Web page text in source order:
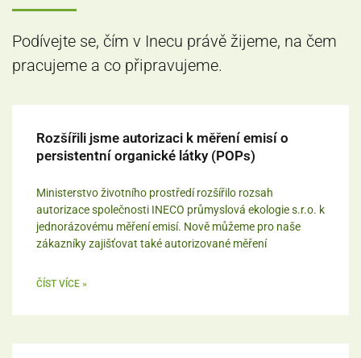
Podívejte se, čím v Inecu právě žijeme, na čem
pracujeme a co připravujeme.
Rozšířili jsme autorizaci k měření emisí o
persistentní organické látky (POPs)
Ministerstvo životního prostředí rozšířilo rozsah
autorizace společnosti INECO průmyslová ekologie s.r.o. k
jednorázovému měření emisí. Nově můžeme pro naše
zákazníky zajišťovat také autorizované měření
ČÍST VÍCE »